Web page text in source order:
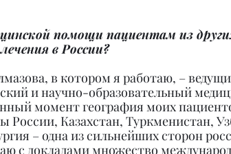
помощи пациентам из
в России?
в котором я работаю, –
и научно-образовательный
момент география моих
России, Казахстан, Туркменистан,
– одна из сильнейших сторон
с докладами множество